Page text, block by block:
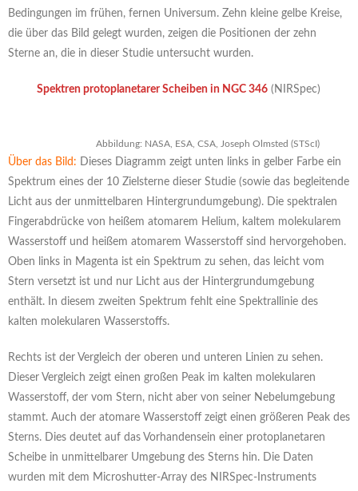
Bedingungen im frühen, fernen Universum. Zehn kleine gelbe Kreise,
die über das Bild gelegt wurden, zeigen die Positionen der zehn
Sterne an, die in dieser Studie untersucht wurden.
Spektren protoplanetarer Scheiben in NGC 346 (NIRSpec)
Abbildung: NASA, ESA, CSA, Joseph Olmsted (STScI)
Über das Bild: Dieses Diagramm zeigt unten links in gelber Farbe ein
Spektrum eines der 10 Zielsterne dieser Studie (sowie das begleitende
Licht aus der unmittelbaren Hintergrundumgebung). Die spektralen
Fingerabdrücke von heißem atomarem Helium, kaltem molekularem
Wasserstoff und heißem atomarem Wasserstoff sind hervorgehoben.
Oben links in Magenta ist ein Spektrum zu sehen, das leicht vom
Stern versetzt ist und nur Licht aus der Hintergrundumgebung
enthält. In diesem zweiten Spektrum fehlt eine Spektrallinie des
kalten molekularen Wasserstoffs.
Rechts ist der Vergleich der oberen und unteren Linien zu sehen.
Dieser Vergleich zeigt einen großen Peak im kalten molekularen
Wasserstoff, der vom Stern, nicht aber von seiner Nebelumgebung
stammt. Auch der atomare Wasserstoff zeigt einen größeren Peak des
Sterns. Dies deutet auf das Vorhandensein einer protoplanetaren
Scheibe in unmittelbarer Umgebung des Sterns hin. Die Daten
wurden mit dem Microshutter-Array des NIRSpec-Instruments